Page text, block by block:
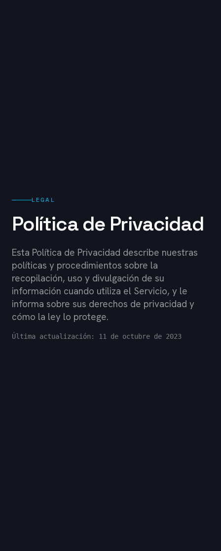
LEGAL
Política de Privacidad
Esta Política de Privacidad describe nuestras
políticas y procedimientos sobre la
recopilación, uso y divulgación de su
información cuando utiliza el Servicio, y le
informa sobre sus derechos de privacidad y
cómo la ley lo protege.
Última actualización: 11 de octubre de 2023